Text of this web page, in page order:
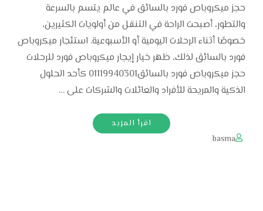
حجز ميكروباص فورد بالسائق في عالم يتسم بالسرعة
والتطور، أصبحت الراحة في التنقل من أولويات الكثيرين،
خصوصًا أثناء الرحلات اليومية أو الأسبوعية. استئجار ميكروباص
فورد بالسائق لذلك، ظهر خيار إيجار ميكروباص فورد للرحلات
حجز ميكروباص فورد بالسائق01119940301 كأحد الحلول
الذكية والمريحة للأفراد والعائلات والشركات على …
اقرأ المزيد
basma